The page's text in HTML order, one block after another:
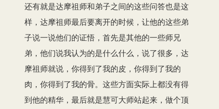
还有就是达摩祖师和弟子之间的这些问答也是这
样，达摩祖师最后要离开的时候，让他的这些弟
子说一说他们的证悟，首先是其他的一些师兄
弟，他们说我认为的是什么什么，说了很多，达
摩祖师就说，你得到了我的皮， 你得到了我的
肉， 你得到了我的骨。这些方面实际上都没有得
到他的精华， 最后就是慧可大师站起来，做个顶